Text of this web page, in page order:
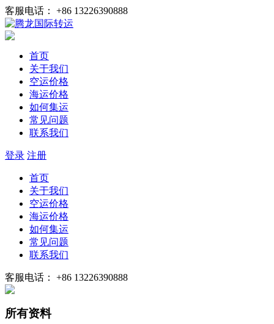
客服电话： +86 13226390888
首页
关于我们
空运价格
海运价格
如何集运
常见问题
联系我们
登录 注册
首页
关于我们
空运价格
海运价格
如何集运
常见问题
联系我们
客服电话： +86 13226390888
所有资料